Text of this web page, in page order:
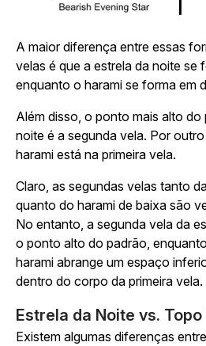
A maior diferença entre essas
velas é que a estrela da noite se
enquanto o harami se forma em
Além disso, o ponto mais alto do
noite é a segunda vela. Por
harami está na primeira vela.
Claro, as segundas velas tanto
quanto do harami de baixa são
No entanto, a segunda vela da
o ponto alto do padrão,
harami abrange um espaço
dentro do corpo da primeira vela.
Estrela da Noite vs.
Existem algumas diferenças